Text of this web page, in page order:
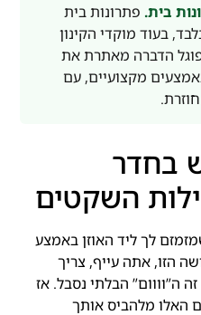
בית. פתרונות בית
בעוד מוקדי הקינון
הדברה מאתרת את
מקצועיים, עם
בחדר
השקטים
לך ליד האוזן באמצע
הזו, אתה עייף, צריך
ה”וווום” הבלתי נסבל. אז
האלו מלהביס אותך